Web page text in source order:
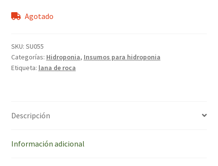
Agotado
SKU: SU055
Categorías: Hidroponia, Insumos para hidroponia
Etiqueta: lana de roca
Descripción
Información adicional